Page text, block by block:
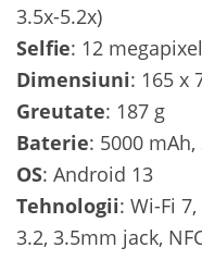
3.5x-5.2x)
Selfie: 12
Dimensiuni: 165 x
Greutate: 187 g
Baterie: 5000
OS: Android 13
Tehnologii: Wi-Fi
3.2, 3.5mm jack,